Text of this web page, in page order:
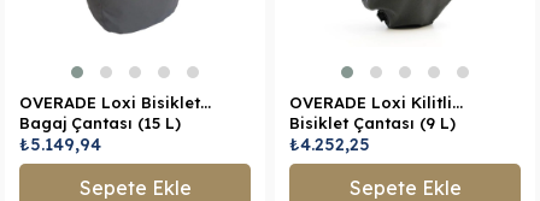
OVERADE Loxi Bisiklet
Bagaj Çantası (15 L)
₺5.149,94
Sepete Ekle
OVERADE Loxi Kilitli
Bisiklet Çantası (9 L)
₺4.252,25
Sepete Ekle